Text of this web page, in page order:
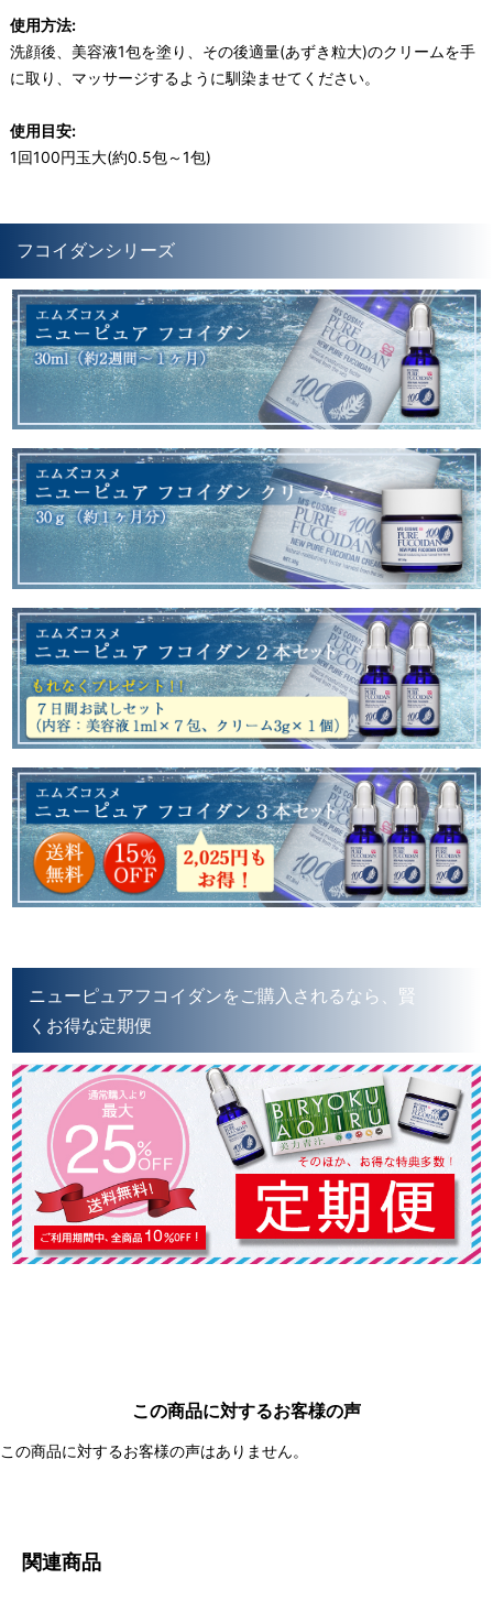
使用方法:
洗顔後、美容液1包を塗り、その後適量(あずき粒大)のクリームを手
に取り、マッサージするように馴染ませてください。
使用目安:
1回100円玉大(約0.5包～1包)
フコイダンシリーズ
ニューピュアフコイダンをご購入されるなら、賢
くお得な定期便
この商品に対するお客様の声
この商品に対するお客様の声はありません。
関連商品